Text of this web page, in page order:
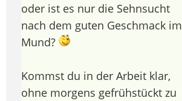
oder ist es nur die Sehnsucht
nach dem guten Geschmack im
Mund?
Kommst du in der Arbeit klar,
ohne morgens gefrühstückt zu